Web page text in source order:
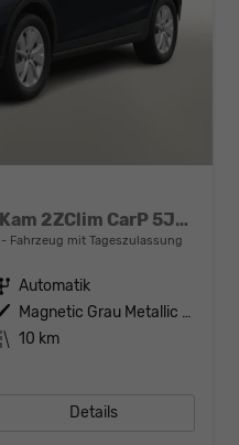
Style DSG NeuMod ACC Kam 2ZClim CarP 5JGar
Fahrzeug mit Tageszulassung
Getriebe Automatik
Außenfarbe
Magnetic Grau Metallic / Dachfar
Kilometerstand 10 km
Details